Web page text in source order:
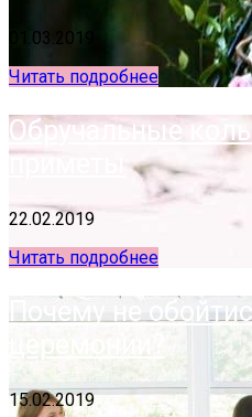
01.03.2019
Читать подробнее
Обручальные
приметы
22.02.2019
Читать подробнее
Почему не
церемонии?
15.02.2019